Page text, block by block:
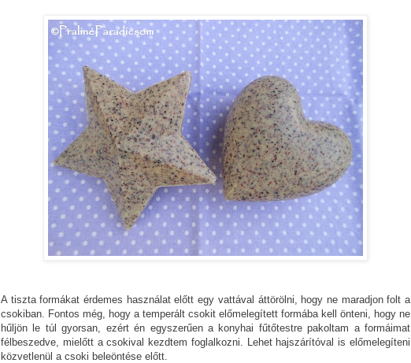
A tiszta formákat érdemes használat előtt egy vattával áttörölni, hogy ne maradjon folt a
csokiban. Fontos még, hogy a temperált csokit előmelegített formába kell önteni, hogy ne
hűljön le túl gyorsan, ezért én egyszerűen a konyhai fűtőtestre pakoltam a formáimat
félbeszedve, mielőtt a csokival kezdtem foglalkozni. Lehet hajszárítóval is előmelegíteni
közvetlenül a csoki beleöntése előtt.